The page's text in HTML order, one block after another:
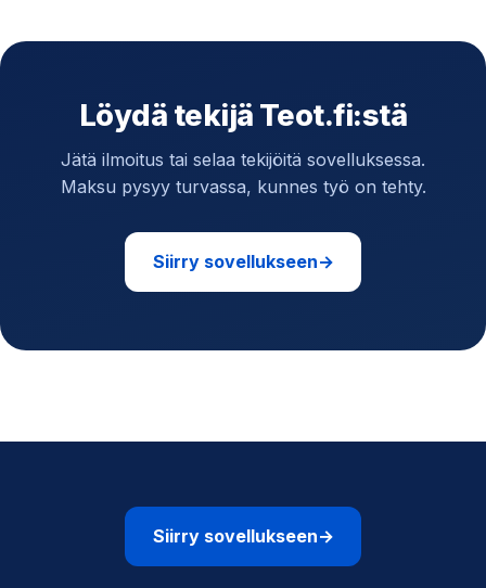
Löydä tekijä Teot.fi:stä
Jätä ilmoitus tai selaa tekijöitä sovelluksessa.
Maksu pysyy turvassa, kunnes työ on tehty.
Siirry sovellukseen→
Siirry sovellukseen→